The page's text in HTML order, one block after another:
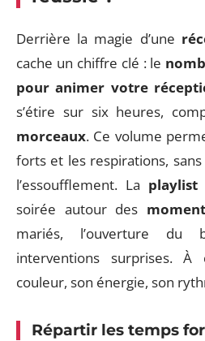
Derrière la magie d’une
cache un chiffre clé : le
pour animer votre
s’étire sur six heures,
morceaux. Ce volume
forts et les respirations,
l’essoufflement. La playlist
soirée autour des
mariés, l’ouverture
interventions surprises. À
couleur, son énergie, son
Répartir les temps